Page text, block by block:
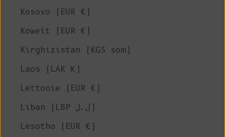
Kosovo (EUR €)
Koweït (EUR €)
Kirghizistan (KGS som)
Laos (LAK ₭)
Lettonie (EUR €)
Liban (LBP ل.ل)
Lesotho (EUR €)